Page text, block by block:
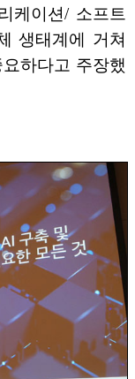
케이션/ 소프트
생태계에 거쳐
하다고 주장했